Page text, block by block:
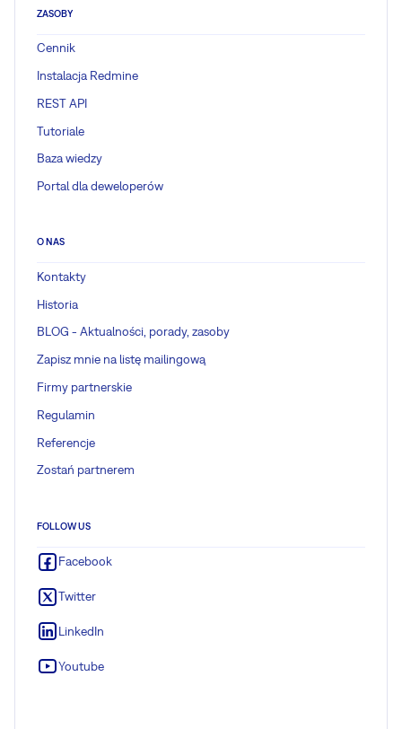
ZASOBY
Cennik
Instalacja Redmine
REST API
Tutoriale
Baza wiedzy
Portal dla deweloperów
O NAS
Kontakty
Historia
BLOG - Aktualności, porady, zasoby
Zapisz mnie na listę mailingową
Firmy partnerskie
Regulamin
Referencje
Zostań partnerem
FOLLOW US
Facebook
Twitter
LinkedIn
Youtube